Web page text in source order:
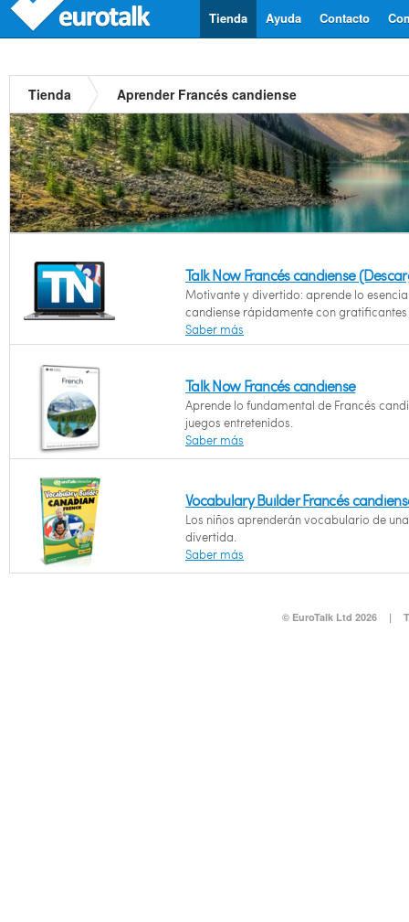
Contacto
Ayuda
Tienda
Tienda Aprender Francés candiense
Talk Now Francés candiense
Motivante y divertido: aprende lo
candiense rápidamente con gratificantes
Saber más
Talk Now Francés candiense
Aprende lo fundamental de Francés
juegos entretenidos.
Saber más
Vocabulary Builder Francés
Los niños aprenderán vocabulario de
divertida.
Saber más
© EuroTalk Ltd 2026 |